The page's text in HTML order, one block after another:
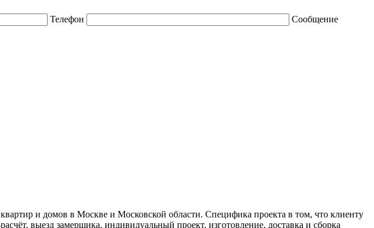
Телефон Сообщение
и домов в Москве и Московской области. Специфика проекта в том, что клиенту
выезд замерщика, индивидуальный проект, изготовление, доставка и сборка